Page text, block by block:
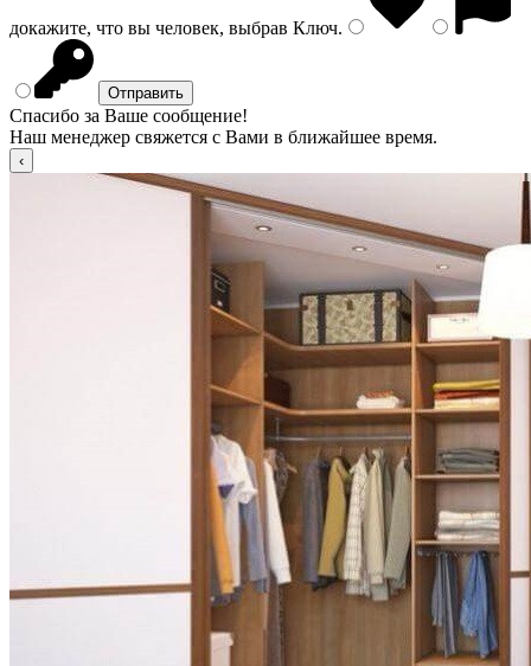
докажите, что вы человек, выбрав Ключ.
Спасибо за Ваше сообщение!
Наш менеджер свяжется с Вами в ближайшее время.